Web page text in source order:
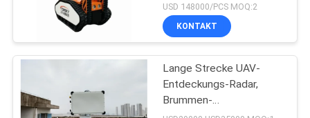
USD 148000/PCS MOQ:2
KONTAKT
Lange Strecke UAV-
Entdeckungs-Radar,
Brummen-